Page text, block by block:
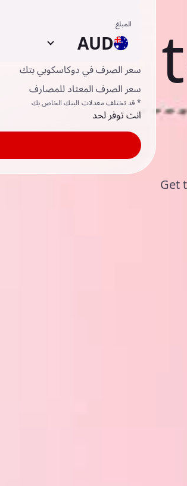
Get
المبلغ
AUD
سعر الصرف في دوكاسكوبي بتك
سعر الصرف المعتاد للمصارف
* قد تختلف معدلات البنك الخاص بك
انت توفر لحد